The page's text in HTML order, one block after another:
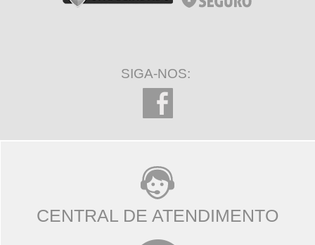
SIGA-NOS:
CENTRAL DE ATENDIMENTO